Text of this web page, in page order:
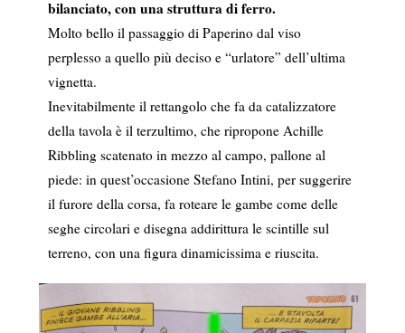
bilanciato, con una struttura di ferro.
Molto bello il passaggio di Paperino dal viso
perplesso a quello più deciso e “urlatore” dell’ultima
vignetta.
Inevitabilmente il rettangolo che fa da catalizzatore
della tavola è il terzultimo, che ripropone Achille
Ribbling scatenato in mezzo al campo, pallone al
piede: in quest’occasione Stefano Intini, per suggerire
il furore della corsa, fa roteare le gambe come delle
seghe circolari e disegna addirittura le scintille sul
terreno, con una figura dinamicissima e riuscita.